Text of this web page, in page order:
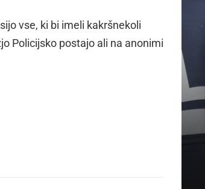
vse, ki bi imeli kakršnekoli
Policijsko postajo ali na anonimi